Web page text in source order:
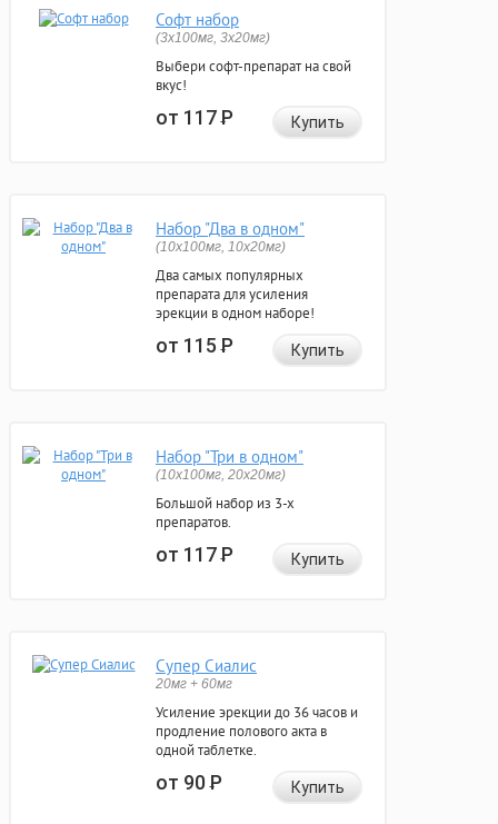
Софт набор
(3x100мг, 3x20мг)
Выбери софт-препарат на свой
вкус!
от 117Р Купить
Набор "Два в одном"
(10x100мг, 10x20мг)
Два самых популярных
препарата для усиления
эрекции в одном наборе!
от 115Р Купить
Набор "Три в одном"
(10x100мг, 20x20мг)
Большой набор из 3-х
препаратов.
от 117Р Купить
Супер Сиалис
20мг + 60мг
Усиление эрекции до 36 часов и
продление полового акта в
одной таблетке.
от 90Р Купить